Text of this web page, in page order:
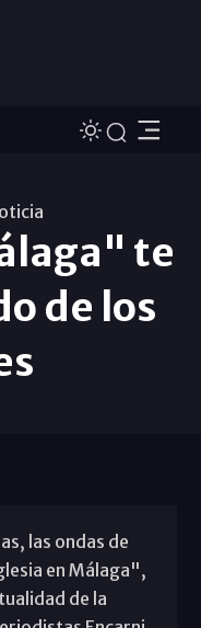
te
de los
las ondas de
en Málaga",
de la